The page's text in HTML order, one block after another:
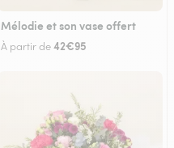
Mélodie et son vase offert
À partir de42€95